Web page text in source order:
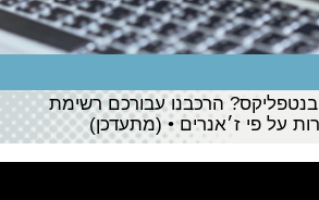
הרכבנו עבורכם רשימת
על פי ז׳אנרים • (מתעדכן)